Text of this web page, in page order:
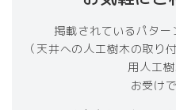
掲載されているパタ
（天井への人工樹木の取り
用人工
お受け